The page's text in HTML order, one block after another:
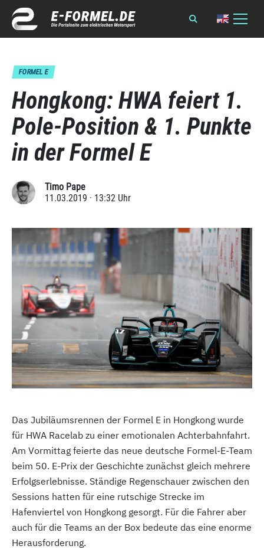
FORMEL E
Hongkong: HWA feiert 1.
Pole-Position & 1. Punkte
in der Formel E
Timo Pape
11.03.2019 · 13:32 Uhr
Das Jubiläumsrennen der Formel E in Hongkong wurde
für HWA Racelab zu einer emotionalen Achterbahnfahrt.
Am Vormittag feierte das neue deutsche Formel-E-Team
beim 50. E-Prix der Geschichte zunächst gleich mehrere
Erfolgserlebnisse. Ständige Regenschauer zwischen den
Sessions hatten für eine rutschige Strecke im
Hafenviertel von Hongkong gesorgt. Für die Fahrer aber
auch für die Teams an der Box bedeute das eine enorme
Herausforderung.